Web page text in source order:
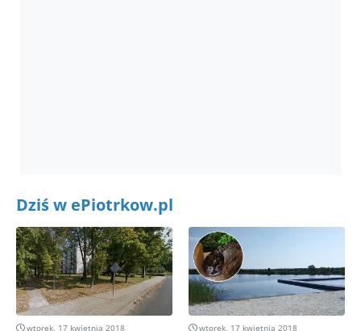
Dziś w ePiotrkow.pl
wtorek, 17 kwietnia 2018 wtorek, 17 kwietnia 2018